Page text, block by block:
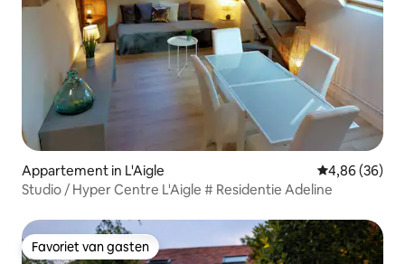
Appartement in L'Aigle Gemiddelde
4,86 (36)
Studio / Hyper Centre L'Aigle # Residentie Adeline
Favoriet van gasten
Favoriet van gasten